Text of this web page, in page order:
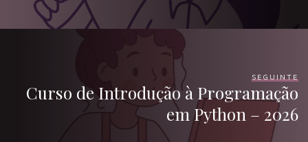
SEGUINTE
Curso de Introdução à Programação
em Python – 2026